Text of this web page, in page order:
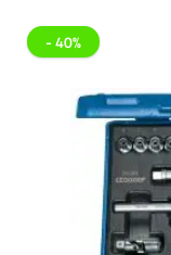
- 40%